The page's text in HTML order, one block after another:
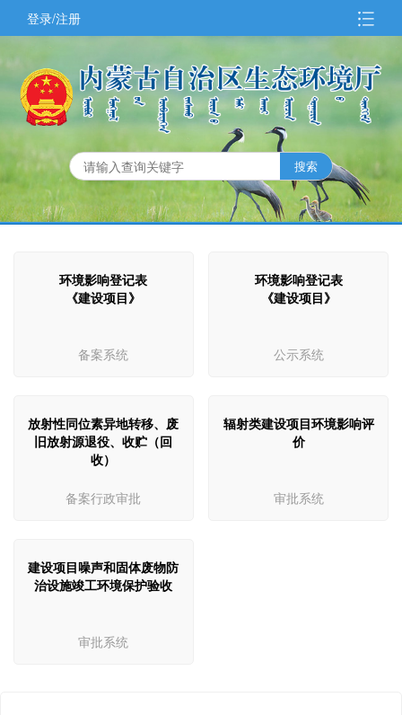
登录/注册
环境影响登记表
《建设项目》
备案系统
环境影响登记表
《建设项目》
公示系统
放射性同位素异地转移、废
旧放射源退役、收贮（回
收）
备案行政审批
辐射类建设项目环境影响评
价
审批系统
建设项目噪声和固体废物防
治设施竣工环境保护验收
审批系统